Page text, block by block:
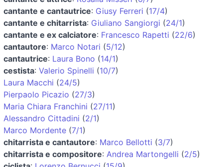
cantante e cantautrice: Giusy Ferreri (17/4)
cantante e chitarrista: Giuliano Sangiorgi (24/1)
cantante e ex calciatore: Francesco Rapetti (22/6)
cantautore: Marco Notari (5/12)
cantautrice: Laura Bono (14/1)
cestista: Valerio Spinelli (10/7)
Laura Macchi (24/5)
Pierpaolo Picazio (27/3)
Maria Chiara Franchini (27/11)
Alessandro Cittadini (2/1)
Marco Mordente (7/1)
chitarrista e cantautore: Marco Bellotti (3/7)
chitarrista e compositore: Andrea Martongelli (2/5)